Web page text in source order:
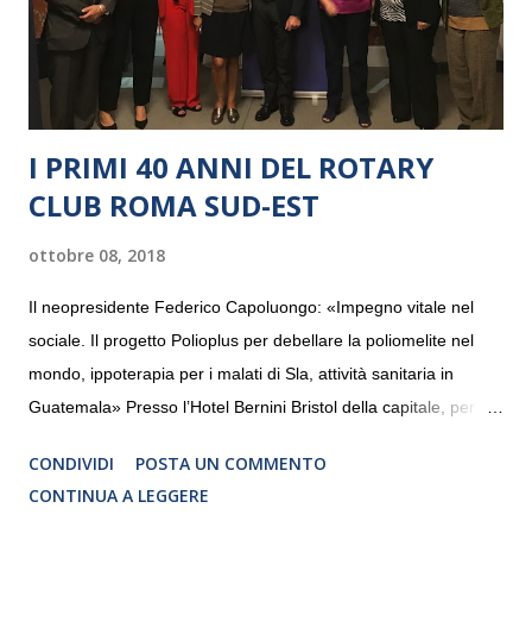
I PRIMI 40 ANNI DEL ROTARY
CLUB ROMA SUD-EST
ottobre 08, 2018
Il neopresidente Federico Capoluongo: «Impegno vitale nel
sociale. Il progetto Polioplus per debellare la poliomelite nel
mondo, ippoterapia per i malati di Sla, attività sanitaria in
Guatemala» Presso l’Hotel Bernini Bristol della capitale, per la
programmazione del Rotary Club Roma Sud-Est che festeggia
i quaranta anni di attività. Un’occasione per raccontare al
CONDIVIDI
POSTA UN COMMENTO
CONTINUA A LEGGERE